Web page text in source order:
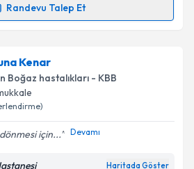
işlenmesine ilişkin
ve kişisel verilerimin belirtilen
Talebini Gönder
Randevu Talep Et
Talebi
için randevu takvimi talebi
uzmandan randevu almanız için bir
e-posta ile bilgilendireceğiz.
Kenar
Boğaz hastalıkları - KBB
için... Devamı
Haritada Göster